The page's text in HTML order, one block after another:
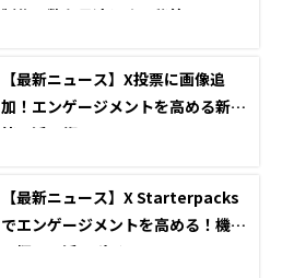
制作工数を最適化する秘策
【最新ニュース】X投票に画像追
加！エンゲージメントを高める新機
能と活用術
【最新ニュース】X Starterpacks
でエンゲージメントを高める！機能
の概要と活用ポイント